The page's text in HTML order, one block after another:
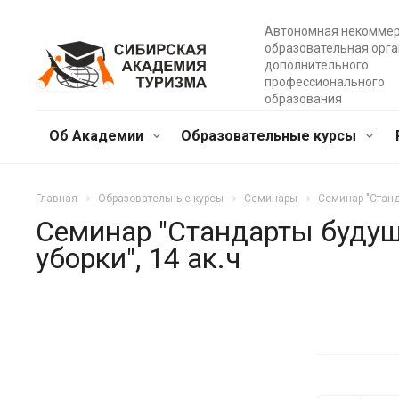
Автономная
образовательная
дополнительного
профессионального
образования
Об Академии Образовательные курсы
Главная Образовательные курсы Семинары Семинар
Семинар "Стандарты
уборки", 14 ак.ч